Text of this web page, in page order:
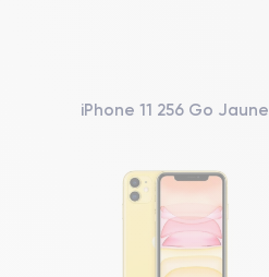
iPhone 11 256 Go Jaune